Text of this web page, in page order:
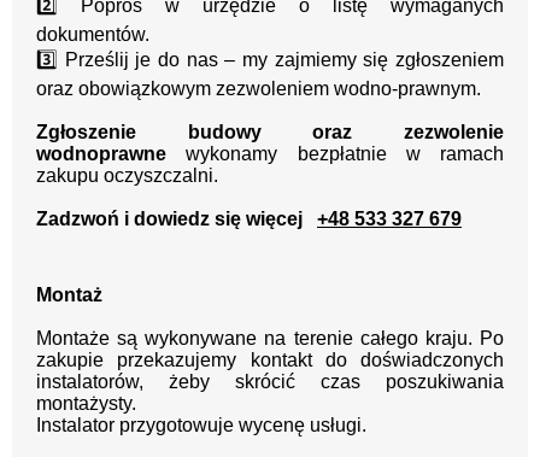
2️⃣ Poproś w urzędzie o listę wymaganych
dokumentów.
3️⃣ Prześlij je do nas – my zajmiemy się zgłoszeniem
oraz obowiązkowym zezwoleniem wodno-prawnym.
Zgłoszenie budowy oraz zezwolenie
wodnoprawne wykonamy bezpłatnie w ramach
zakupu oczyszczalni.
Zadzwoń i dowiedz się więcej +48 533 327 679
Montaż
Montaże są wykonywane na terenie całego kraju. Po
zakupie przekazujemy kontakt do doświadczonych
instalatorów, żeby skrócić czas poszukiwania
montażysty.
Instalator przygotowuje wycenę usługi.